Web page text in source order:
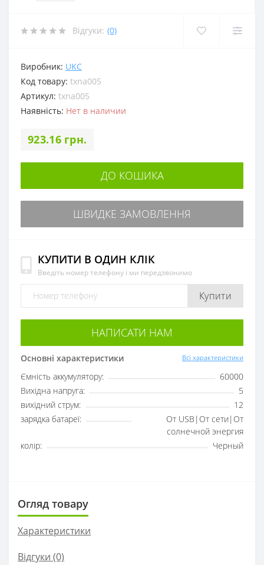
Відгуки: (0)
Виробник: UKC
Код товару: txna005
Артикул: txna005
Наявність: Нет в наличии
923.16 грн.
ДО КОШИКА
ШВИДКЕ ЗАМОВЛЕННЯ
КУПИТИ В ОДИН КЛІК
Введіть номер телефону і ми передзвонимо
Купити
НАПИСАТИ НАМ
Основні характеристики Всі характеристики
Ємність аккумулятору:
60000
Вихідна напруга:
5
вихідний струм:
12
зарядка батареї:
От USB|От сети|От
солнечной энергия
колір:
Черный
Огляд товару
Характеристики
Відгуки (0)